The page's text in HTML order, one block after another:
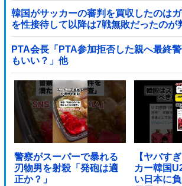
韓国がサッカーの審判を買収したのは
を性接待して以降は7戦無敗だったのが
PTA会長「PTA参加拒否した親へ最終
もいい？」他
警察がスーパーで暴れる
刃物男を射殺「発砲は適
正か？」
【ヤバす
カー韓国
い日本に